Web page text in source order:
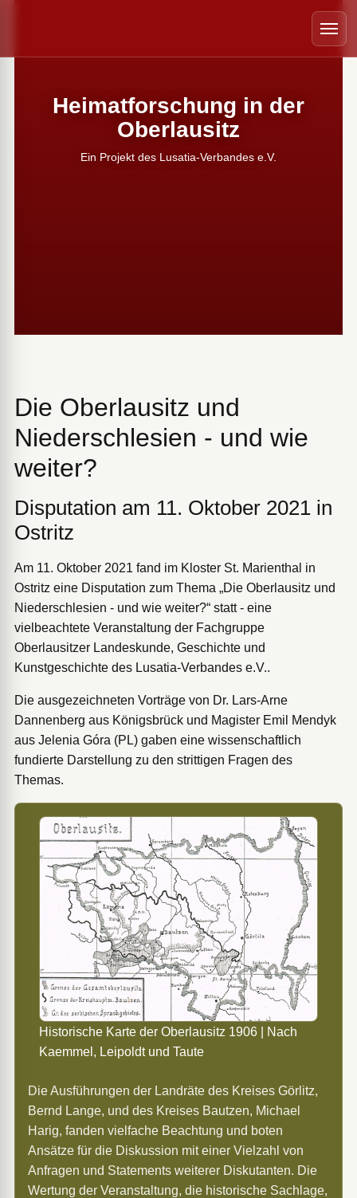
Heimatforschung in der
Oberlausitz
Ein Projekt des Lusatia-Verbandes e.V.
Die Oberlausitz und
Niederschlesien - und wie
weiter?
Disputation am 11. Oktober 2021 in
Ostritz
Am 11. Oktober 2021 fand im Kloster St. Marienthal in
Ostritz eine Disputation zum Thema „Die Oberlausitz und
Niederschlesien - und wie weiter?“ statt - eine
vielbeachtete Veranstaltung der Fachgruppe
Oberlausitzer Landeskunde, Geschichte und
Kunstgeschichte des Lusatia-Verbandes e.V..
Die ausgezeichneten Vorträge von Dr. Lars-Arne
Dannenberg aus Königsbrück und Magister Emil Mendyk
aus Jelenia Góra (PL) gaben eine wissenschaftlich
fundierte Darstellung zu den strittigen Fragen des
Themas.
Historische Karte der Oberlausitz 1906 | Nach
Kaemmel, Leipoldt und Taute
Die Ausführungen der Landräte des Kreises Görlitz,
Bernd Lange, und des Kreises Bautzen, Michael
Harig, fanden vielfache Beachtung und boten
Ansätze für die Diskussion mit einer Vielzahl von
Anfragen und Statements weiterer Diskutanten. Die
Wertung der Veranstaltung, die historische Sachlage,